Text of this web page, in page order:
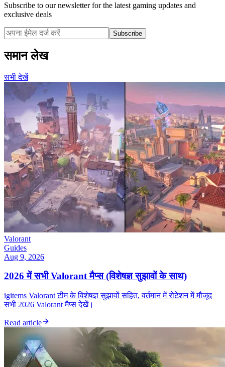
Subscribe to our newsletter for the latest gaming updates and
exclusive deals
Subscribe
समान लेख
सभी देखें
Valorant
Guides
Aug 9, 2026
2026 में सभी Valorant मैप्स (विशेषज्ञ सुझावों के साथ)
igitems Valorant टीम के विशेषज्ञ सुझावों सहित, वर्तमान में रोटेशन में मौजूद
सभी 2026 Valorant मैप्स देखें।
Read article